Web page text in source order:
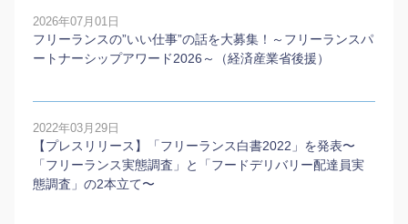
2026年07月01日
フリーランスの”いい仕事”の話を大募集！～フリーランスパ
ートナーシップアワード2026～（経済産業省後援）
2022年03月29日
【プレスリリース】「フリーランス白書2022」を発表〜
「フリーランス実態調査」と「フードデリバリー配達員実
態調査」の2本⽴て〜